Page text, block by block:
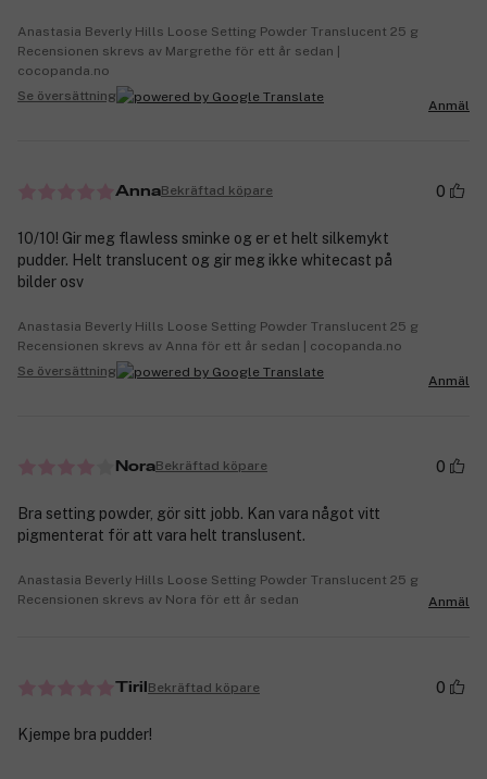
Anastasia Beverly Hills Loose Setting Powder Translucent 25 g
Recensionen skrevs av Margrethe för ett år sedan |
cocopanda.no
Se översättning
Anmäl
AnnaBekräftad köpare 0
10/10! Gir meg flawless sminke og er et helt silkemykt
pudder. Helt translucent og gir meg ikke whitecast på
bilder osv
Anastasia Beverly Hills Loose Setting Powder Translucent 25 g
Recensionen skrevs av Anna för ett år sedan | cocopanda.no
Se översättning
Anmäl
NoraBekräftad köpare 0
Bra setting powder, gör sitt jobb. Kan vara något vitt
pigmenterat för att vara helt translusent.
Anastasia Beverly Hills Loose Setting Powder Translucent 25 g
Recensionen skrevs av Nora för ett år sedan
Anmäl
Tiril Bekräftad köpare 0
Kjempe bra pudder!